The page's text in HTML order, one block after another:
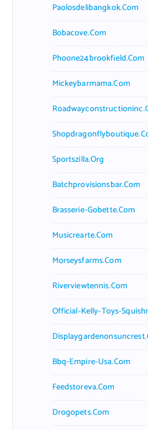
Paolosdelibangkok.com
Bobacove.com
Phoone24brookfield.com
Mickeybarmama.com
Sportszilla.org
Batchprovisionsbar.com
Brasserie-Gobette.com
Musicrearte.com
Morseysfarms.com
Riverviewtennis.com
Official-Kelly-Toys-
Bbq-Empire-Usa.com
Feedstoreva.com
Drogopets.com